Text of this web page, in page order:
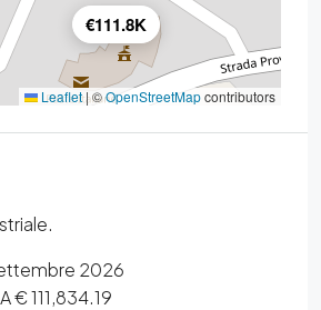
€111.8K
Leaflet|©OpenStreetMapcontributors
2026
€ 111,834.19